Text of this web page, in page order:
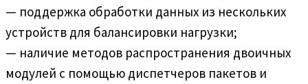
— поддержка обработки данных из нескольких
устройств для балансировки нагрузки;
— наличие методов распространения двоичных
модулей с помощью диспетчеров пакетов и